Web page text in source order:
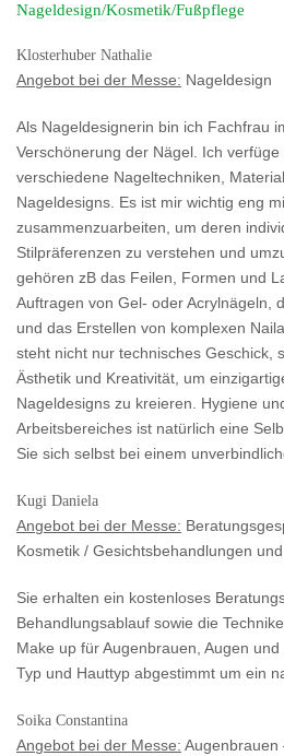
Nageldesign/Kosmetik/Fußpflege
Klosterhuber Nathalie
Angebot bei der Messe: Nageldesign
Als Nageldesignerin bin ich Fachfrau
Verschönerung der Nägel. Ich
verschiedene Nageltechniken,
Nageldesigns. Es ist mir wichtig eng
zusammenzuarbeiten, um deren
Stilpräferenzen zu verstehen und
gehören zB das Feilen, Formen und
Auftragen von Gel- oder Acrylnägeln,
und das Erstellen von komplexen
steht nicht nur technisches Geschick,
Ästhetik und Kreativität, um
Nageldesigns zu kreieren. Hygiene
Arbeitsbereiches ist natürlich eine
Sie sich selbst bei einem
Kugi Daniela
Angebot bei der Messe:
Kosmetik / Gesichtsbehandlungen und
Sie erhalten ein kostenloses
Behandlungsablauf sowie die
Make up für Augenbrauen, Augen
Typ und Hauttyp abgestimmt um ein
Soika Constantina
Angebot bei der Messe: Augenbrauen